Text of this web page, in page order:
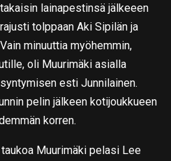
lainapestinsä jälkeeen
tolppaan Aki Sipilän ja
minuuttia myöhemmin,
oli Muurimäki asialla
esti Junnilainen.
pelin jälkeen kotijoukkueen
korren.
Muurimäki pelasi Lee